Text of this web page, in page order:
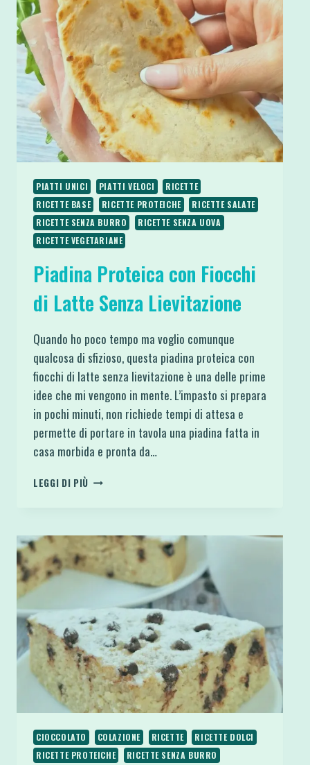
PIATTI UNICI PIATTI VELOCI
RICETTE
RICETTE BASE
RICETTE PROTEICHE
RICETTE SALATE
RICETTE SENZA BURRO
RICETTE SENZA UOVA
RICETTE VEGETARIANE
Piadina Proteica con Fiocchi
di Latte Senza Lievitazione
Quando ho poco tempo ma voglio comunque
qualcosa di sfizioso, questa piadina proteica con
fiocchi di latte senza lievitazione è una delle prime
idee che mi vengono in mente. L’impasto si prepara
in pochi minuti, non richiede tempi di attesa e
permette di portare in tavola una piadina fatta in
casa morbida e pronta da…
LEGGI DI PIÙ PIADINA
DI
LATTE
SENZA
LIEVITAZIONE
CIOCCOLATO COLAZIONE RICETTE
RICETTE DOLCI
RICETTE PROTEICHE
RICETTE SENZA BURRO